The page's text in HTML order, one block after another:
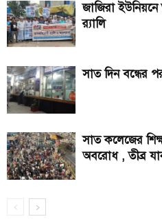
জাজিরা
র‍্যালি
সাত দিন বন্ধের
সাত কলেজের
অবরোধ , তীব্র